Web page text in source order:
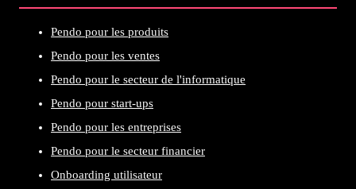
Pendo pour les produits
Pendo pour les ventes
Pendo pour le secteur de l'informatique
Pendo pour start-ups
Pendo pour les entreprises
Pendo pour le secteur financier
Onboarding utilisateur